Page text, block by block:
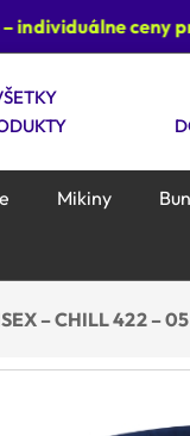
ceny pre
Mikiny
– CHILL 422 –